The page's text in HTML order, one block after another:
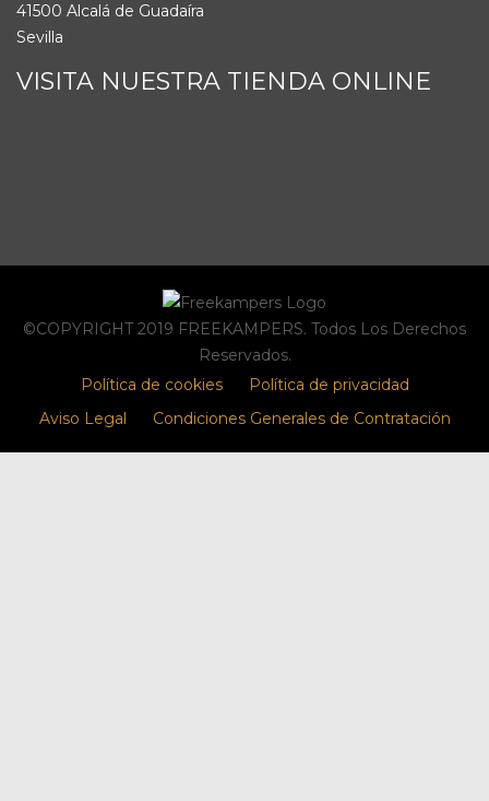
41500 Alcalá de Guadaíra
Sevilla
VISITA NUESTRA TIENDA ONLINE
©COPYRIGHT 2019 FREEKAMPERS. Todos Los Derechos
Reservados.
Política de cookies
Política de privacidad
Aviso Legal
Condiciones Generales de Contratación